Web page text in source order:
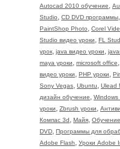
Autocad 2010 обучение,
Studio, CD DVD программы,
PaintShop Photo, Corel
Studio видео уроки, FL
урок, java видео уроки,
maya уроки, microsoft office,
видео уроки, PHP уроки,
Sony Vegas, Ubuntu, Ulead
дизайн обучение, Windows
уроки, Zbrush уроки,
Компас 3d, Майя,
DVD, Программы для
Adobe Flash, Уроки Adobe